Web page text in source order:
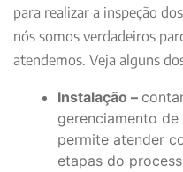
para realizar a inspeção
nós somos verdadeiros
atendemos. Veja alguns
Instalação –
gerenciamento
permite atender
etapas do